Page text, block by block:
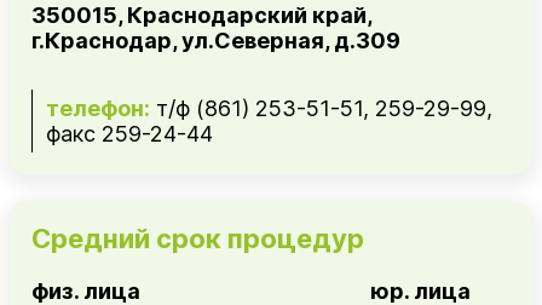
350015, Краснодарский край,
г.Краснодар, ул.Северная, д.309
телефон: т/ф (861) 253-51-51, 259-29-99,
факс 259-24-44
Средний срок процедур
физ. лица
юр. лица